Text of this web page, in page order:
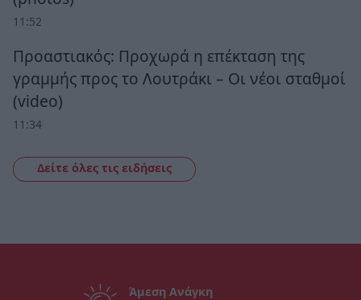
11:52
Προαστιακός: Προχωρά η επέκταση της
γραμμής προς το Λουτράκι – Οι νέοι σταθμοί
(video)
11:34
Δείτε όλες τις ειδήσεις
Άμεση Ανάγκη